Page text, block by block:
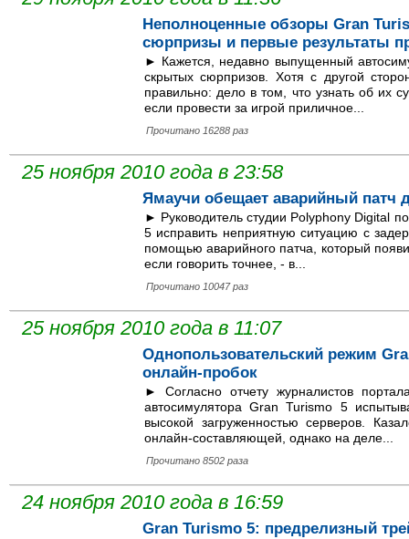
Неполноценные обзоры Gran
сюрпризы и первые результаты
► Кажется, недавно выпущенный
скрытых сюрпризов. Хотя с другой
правильно: дело в том, что узнать об их
если провести за игрой приличное...
Прочитано 16288 раз
25 ноября 2010 года в 23:58
Ямаучи обещает аварийный патч
► Руководитель студии Polyphony Digital
5 исправить неприятную ситуацию с
помощью аварийного патча, который
если говорить точнее, - в...
Прочитано 10047 раз
25 ноября 2010 года в 11:07
Однопользовательский режим
онлайн-пробок
► Согласно отчету журналистов
автосимулятора Gran Turismo 5
высокой загруженностью серверов.
онлайн-составляющей, однако на деле...
Прочитано 8502 раза
24 ноября 2010 года в 16:59
Gran Turismo 5: предрелизный